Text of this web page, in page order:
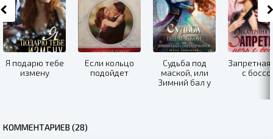
Я подарю тебе
измену
Если кольцо
подойдет
Судьба под
маской, или
Зимний бал у
Запретная
с
КОММЕНТАРИЕВ (28)